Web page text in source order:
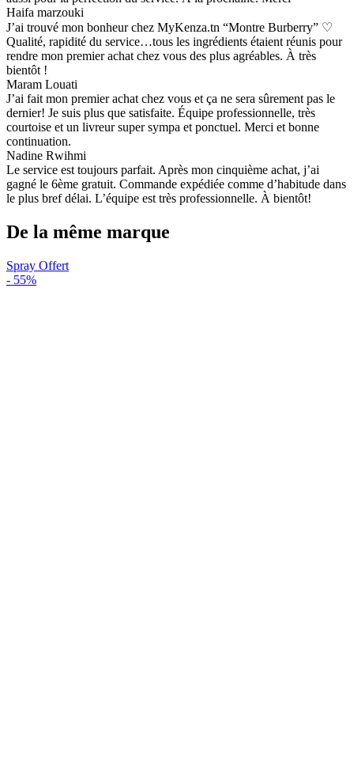
Haifa marzouki
J’ai trouvé mon bonheur chez MyKenza.tn “Montre Burberry” ♡
Qualité, rapidité du service…tous les ingrédients étaient réunis pour
rendre mon premier achat chez vous des plus agréables. À très
bientôt !
Maram Louati
J’ai fait mon premier achat chez vous et ça ne sera sûrement pas le
dernier! Je suis plus que satisfaite. Équipe professionnelle, très
courtoise et un livreur super sympa et ponctuel. Merci et bonne
continuation.
Nadine Rwihmi
Le service est toujours parfait. Après mon cinquième achat, j’ai
gagné le 6ème gratuit. Commande expédiée comme d’habitude dans
le plus bref délai. L’équipe est très professionnelle. À bientôt!
De la même marque
Spray Offert
- 55%